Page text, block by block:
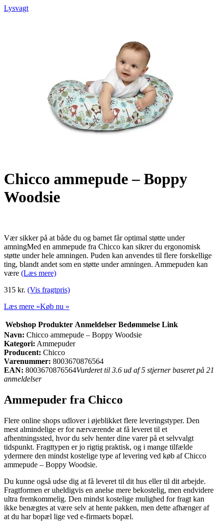
Lysvagt
Chicco ammepude – Boppy
Woodsie
Vær sikker på at både du og barnet får optimal støtte under
amningMed en ammepude fra Chicco kan sikrer du ergonomisk
støtte under hele amningen. Puden kan anvendes til flere forskellige
ting, blandt andet som en støtte under amningen. Ammepuden kan
være (Læs mere)
315 kr. (Vis fragtpris)
Læs mere »Køb nu »
Webshop Produkter Anmeldelser Bedømmelse Link
Navn: Chicco ammepude – Boppy Woodsie
Kategori: Ammepuder
Producent: Chicco
Varenummer: 8003670876564
EAN: 8003670876564Vurderet til 3.6 ud af 5 stjerner baseret på 21
anmeldelser
Ammepuder fra Chicco
Flere online shops udlover i øjeblikket flere leveringstyper. Den
mest almindelige er for nærværende at få leveret til et
afhentningssted, hvor du selv henter dine varer på et selvvalgt
tidspunkt. Fragttypen er jo rigtig praktisk, og i mange tilfælde
ydermere den mindst kostelige type af levering ved køb af Chicco
ammepude – Boppy Woodsie.
Du kunne også udse dig at få leveret til dit hus eller til dit arbejde.
Fragtformen er uheldigvis en anelse mere bekostelig, men endvidere
ultra fremkommelig. Den mindst kostelige mulighed for fragt kan
ikke benægtes at være selv at hente pakken, men dette afhænger af
at du har bopæl lige ved e-firmaets bopæl.